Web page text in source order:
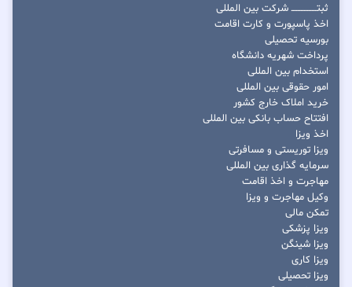
ثبتــــــــــــــــ شرکت بین المللی
اخذ پاسپورت و کارت اقامت
بورسیه تحصیلی
پرداخت شهریه دانشگاه
استخدام بین المللی
امور حقوقی بین المللی
خرید املاک خارج کشور
افتتاح حساب بانکی بین المللی
اخذ ویزا
ویزا توریستی و مسافرتی
سرمایه گذاری بین المللی
مهاجرت و اخذ اقامت
وکیل مهاجرت و ویزا
تمکن مالی
ویزا پزشکی
ویزا شینگن
ویزا کاری
ویزا تحصیلی